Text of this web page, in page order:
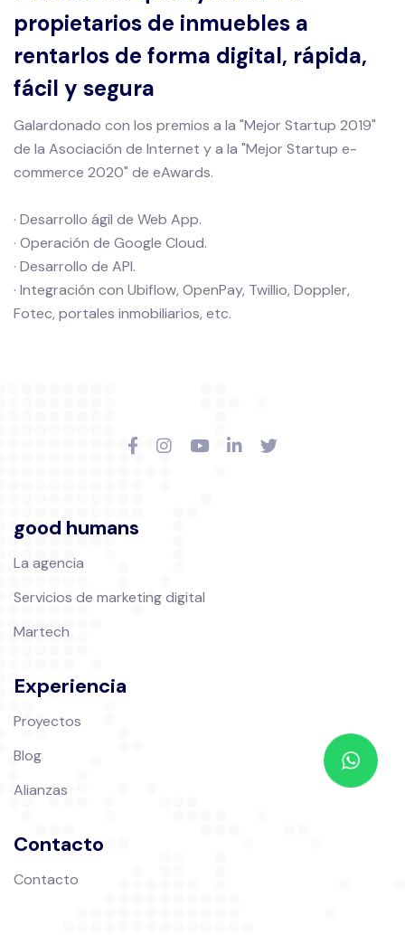
propietarios de inmuebles a
rentarlos de forma digital, rápida,
fácil y segura
Galardonado con los premios a la "Mejor Startup 2019"
de la Asociación de Internet y a la "Mejor Startup e-
commerce 2020" de eAwards.
· Desarrollo ágil de Web App.
· Operación de Google Cloud.
· Desarrollo de API.
· Integración con Ubiflow, OpenPay, Twillio, Doppler,
Fotec, portales inmobiliarios, etc.
good humans
La agencia
Servicios de marketing digital
Martech
Experiencia
Proyectos
Blog
Alianzas
Contacto
Contacto